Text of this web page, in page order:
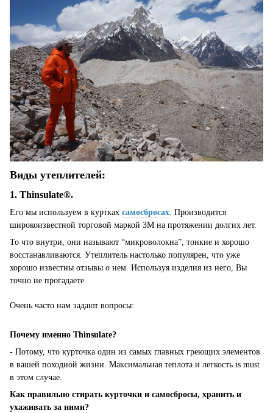
Виды утеплителей:
1. Thinsulate®.
Его мы используем в куртках самосбросах. Производится
широкоизвестной торговой маркой 3М на протяжении долгих лет.
То что внутри, они называют “микроволокна”, тонкие и хорошо
восстанавливаются. Утеплитель настолько популярен, что уже
хорошо известны отзывы о нем. Используя изделия из него, Вы
точно не прогадаете.
Очень часто нам задают вопросы:
Почему именно Thinsulate?
- Потому, что курточка один из самых главных греющих элементов
в вашей походной жизни. Максимальная теплота и легкость is must
в этом случае.
Как правильно стирать курточки и самосбросы, хранить и
ухаживать за ними?